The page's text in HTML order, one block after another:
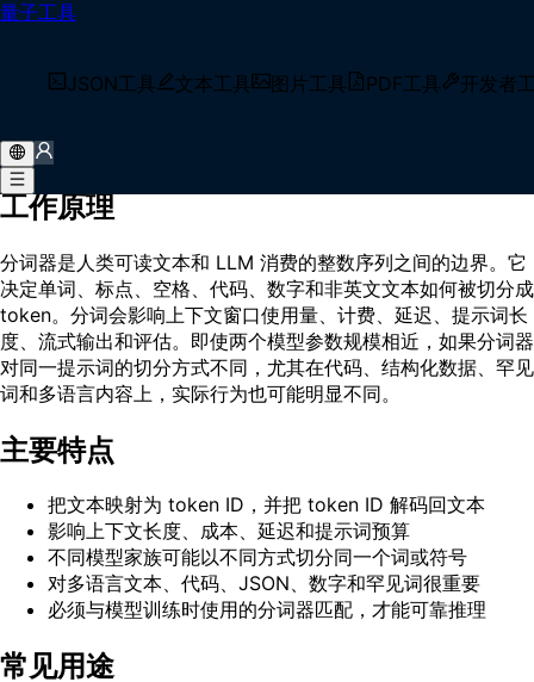
量子工具
JSON工具 文本工具 图片工具 PDF工具 开发者
首页/术语库
什么是 分词器（Tokenizer）？
ID，并把生成的 token ID 解码回文本的组件。
工作原理
分词器是人类可读文本和 LLM 消费的整数序列之间的边界。它
决定单词、标点、空格、代码、数字和非英文文本如何被切分成
token。分词会影响上下文窗口使用量、计费、延迟、提示词长
度、流式输出和评估。即使两个模型参数规模相近，如果分词器
对同一提示词的切分方式不同，尤其在代码、结构化数据、罕见
词和多语言内容上，实际行为也可能明显不同。
主要特点
把文本映射为 token ID，并把 token ID 解码回文本
影响上下文长度、成本、延迟和提示词预算
不同模型家族可能以不同方式切分同一个词或符号
对多语言文本、代码、JSON、数字和罕见词很重要
必须与模型训练时使用的分词器匹配，才能可靠推理
常见用途